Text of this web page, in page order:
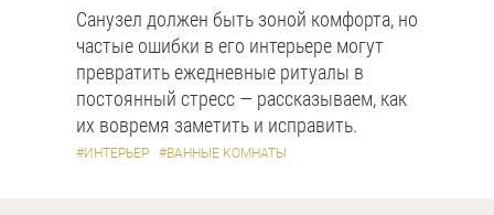
Санузел должен быть зоной комфорта, но
частые ошибки в его интерьере могут
превратить ежедневные ритуалы в
постоянный стресс — рассказываем, как
их вовремя заметить и исправить.
#ИНТЕРЬЕР #ВАННЫЕ КОМНАТЫ